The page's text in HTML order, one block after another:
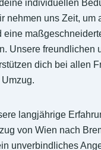
individuellen
nehmen uns Zeit, um
eine
Unsere freundlichen
dich bei allen
langjährige
von Wien nach
unverbindliches